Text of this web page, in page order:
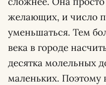
желающих, и число
уменьшаться. Тем
века в городе
десятка молельных
маленьких. Поэтому